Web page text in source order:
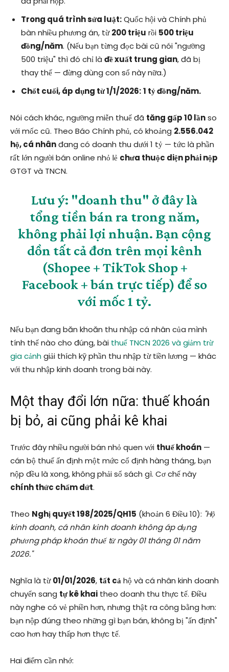
Trong quá trình sửa luật:Quốc hội và Chính phủ
bàn nhiều phương án, từ200 triệu rồi 500 triệu
đồng/năm. (Nếu bạn từng đọc bài cũ nói "ngưỡng
500 triệu" thì đó chỉ là đề xuất trung gian, đã bị
thay thế — đừng dùng con số này nữa.)
Chốt cuối, áp dụng từ 1/1/2026:1 tỷ đồng/năm.
Nói cách khác, ngưỡng miễn thuế đã tăng gấp 10 lầnso
với mốc cũ. Theo Báo Chính phủ, có khoảng 2.556.042
hộ, cá nhânđang có doanh thu dưới 1 tỷ — tức là phần
rất lớn người bán online nhỏ lẻ chưa thuộc diện phải nộp
GTGT và TNCN.
Lưu ý: "doanh thu" ở đây là
tổng tiền bán ra trong năm,
không phải lợi nhuận. Bạn cộng
dồn tất cả đơn trên mọi kênh
(Shopee + TikTok Shop +
Facebook + bán trực tiếp) để so
với mốc 1 tỷ.
Nếu bạn đang băn khoăn thu nhập cá nhân của mình
tính thế nào cho đúng, bài thuế TNCN 2026 và giảm trừ
gia cảnhgiải thích kỹ phần thu nhập từ tiền lương — khác
với thu nhập kinh doanh trong bài này.
Một thay đổi lớn nữa: thuế khoán
bị bỏ, ai cũng phải kê khai
Trước đây nhiều người bán nhỏ quen với thuế khoán —
cán bộ thuế ấn định một mức cố định hàng tháng, bạn
nộp đều là xong, không phải sổ sách gì. Cơ chế này
chính thức chấm dứt.
Theo Nghị quyết 198/2025/QH15 (khoản 6 Điều 10): "Hộ
kinh doanh, cá nhân kinh doanh không áp dụng
phương pháp khoán thuế từ ngày 01 tháng 01 năm
2026."
Nghĩa là từ01/01/2026, tất cảhộ và cá nhân kinh doanh
chuyển sang tự kê khai theo doanh thu thực tế. Điều
này nghe có vẻ phiền hơn, nhưng thật ra công bằng hơn:
bạn nộp đúng theo những gì bạn bán, không bị "ấn định"
cao hơn hay thấp hơn thực tế.
Hai điểm cần nhớ: